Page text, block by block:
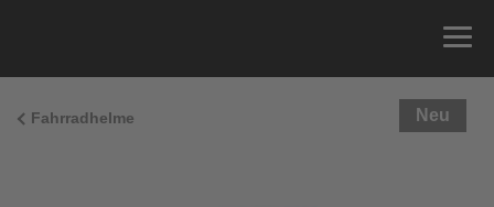
Fahrradhelme Neu